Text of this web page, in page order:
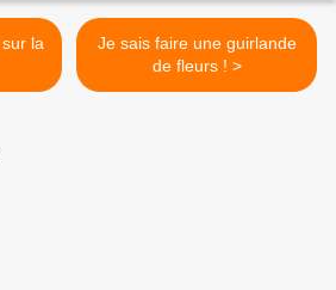
Je sais faire une guirlande
de fleurs ! >